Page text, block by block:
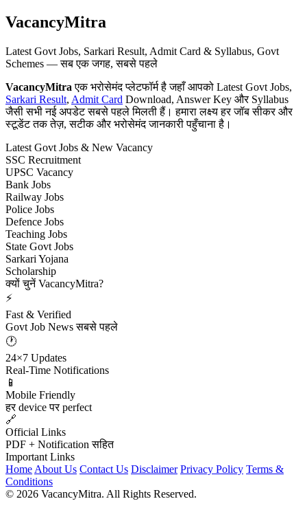
VacancyMitra
Latest Govt Jobs, Sarkari Result, Admit Card & Syllabus, Govt
Schemes — सब एक जगह, सबसे पहले
VacancyMitra एक भरोसेमंद प्लेटफॉर्म है जहाँ आपको Latest Govt Jobs,
Sarkari Result, Admit Card Download, Answer Key और Syllabus
जैसी सभी नई अपडेट सबसे पहले मिलती हैं। हमारा लक्ष्य हर जॉब सीकर और
स्टूडेंट तक तेज़, सटीक और भरोसेमंद जानकारी पहुँचाना है।
Latest Govt Jobs & New Vacancy
SSC Recruitment
UPSC Vacancy
Bank Jobs
Railway Jobs
Police Jobs
Defence Jobs
Teaching Jobs
State Govt Jobs
Sarkari Yojana
Scholarship
क्यों चुनें VacancyMitra?
⚡
Fast & Verified
Govt Job News सबसे पहले
🕐
24×7 Updates
Real-Time Notifications
📱
Mobile Friendly
हर device पर perfect
🔗
Official Links
PDF + Notification सहित
Important Links
Home About Us Contact Us Disclaimer Privacy Policy Terms &
Conditions
© 2026 VacancyMitra. All Rights Reserved.